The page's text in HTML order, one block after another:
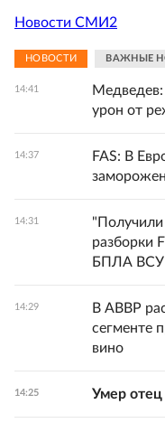
Новости СМИ2
НОВОСТИ ВАЖНЫЕ
14:41
Медведев:
урон от
14:37
FAS: В
14:31
разборки
БПЛА ВСУ
14:29
В АВВР
сегменте
вино
14:25 Умер